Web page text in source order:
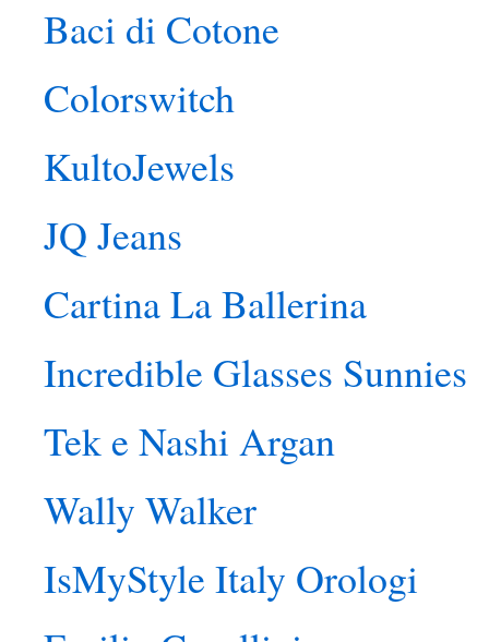
Baci di Cotone
Colorswitch
KultoJewels
JQ Jeans
Cartina La Ballerina
Incredible Glasses Sunnies
Tek e Nashi Argan
Wally Walker
IsMyStyle Italy Orologi